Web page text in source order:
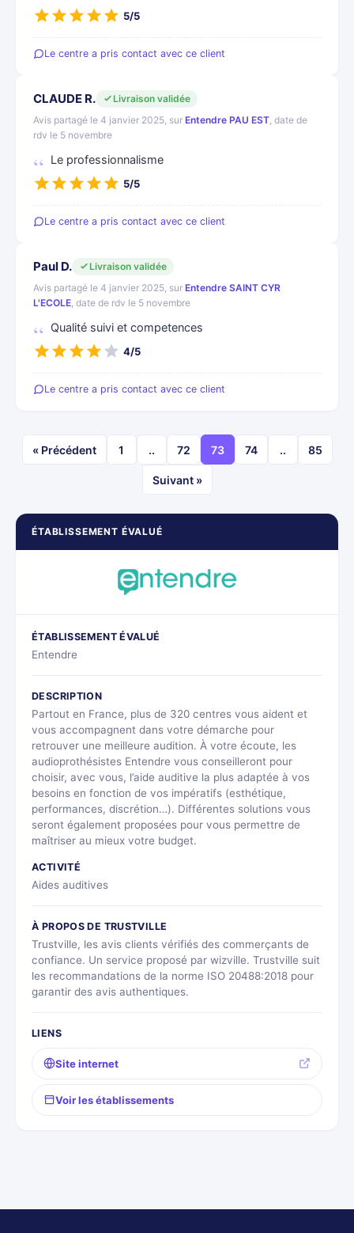
ÉTABLISSEMENT ÉVALUÉ
ÉTABLISSEMENT ÉVALUÉ
Entendre
DESCRIPTION
Partout en France, plus de 320 centres vous aident et
vous accompagnent dans votre démarche pour
retrouver une meilleure audition. À votre écoute, les
audioprothésistes Entendre vous conseilleront pour
choisir, avec vous, l’aide auditive la plus adaptée à vos
besoins en fonction de vos impératifs (esthétique,
performances, discrétion…). Différentes solutions vous
seront également proposées pour vous permettre de
maîtriser au mieux votre budget.
ACTIVITÉ
Aides auditives
À PROPOS DE TRUSTVILLE
Trustville, les avis clients vérifiés des commerçants de
confiance. Un service proposé par wizville. Trustville suit
les recommandations de la norme ISO 20488:2018 pour
garantir des avis authentiques.
LIENS
Site internet
Voir les établissements
5/5
Le centre a pris contact avec ce client
CLAUDE R.
Livraison validée
Avis partagé le 4 janvier 2025, sur Entendre PAU EST, date de
rdv le 5 novembre
Le professionnalisme
5/5
Le centre a pris contact avec ce client
Paul D.
Livraison validée
Avis partagé le 4 janvier 2025, sur Entendre SAINT CYR
L'ECOLE, date de rdv le 5 novembre
Qualité suivi et competences
4/5
Le centre a pris contact avec ce client
« Précédent 1 .. 72 73 74 .. 85
Suivant »